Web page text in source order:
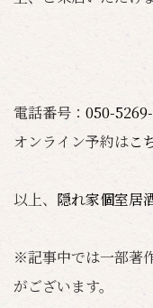
電話番号： 050-
オンライン予約はこ
以上、 隠れ家個室居
※記事中では一部著
がございます。